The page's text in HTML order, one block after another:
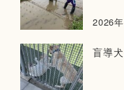
2026
盲導